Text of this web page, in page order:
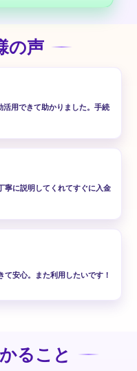
の声
用できて助かりました。手続
寧に説明してくれてすぐに入金
て安心。また利用したいです！
ること